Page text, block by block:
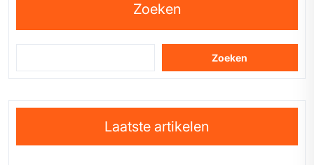
Zoeken
Zoeken
Laatste artikelen